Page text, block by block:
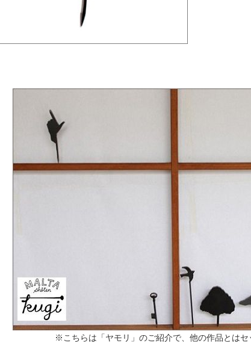
※こちらは「ヤモリ」のご紹介で、他の作品とはセ